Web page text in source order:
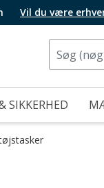
Vil du være
SIKKERHED